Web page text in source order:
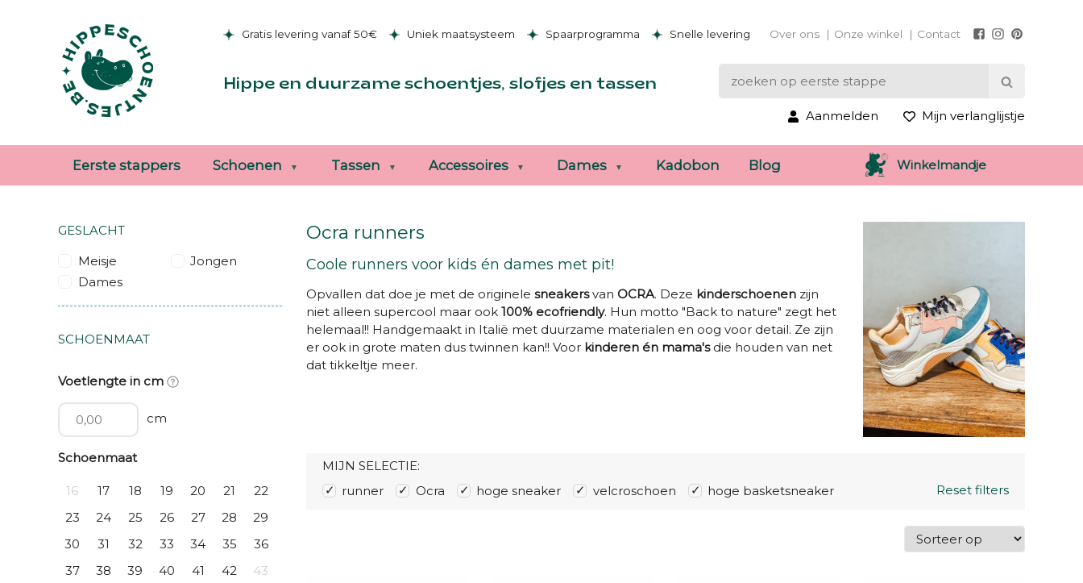
Gratis levering vanaf 50€ Uniek maatsysteem Spaarprogramma Snelle levering Over ons Onze winkel Contact
Hippe en duurzame schoentjes, slofjes en tassen
Aanmelden Mijn verlanglijstje
Eerste stappers Schoenen Tassen Accessoires Dames Kadobon Blog Winkelmandje
GESLACHT
Meisje
Jongen
Dames
SCHOENMAAT
Voetlengte in cm
cm
Schoenmaat
16 17 18 19 20 21
22
23
24 25 26 27 28
29
30
31 32 33 34 35
36
37
38 39 40 41 42
43
Ocra runners
Coole runners voor kids én dames met pit!
Opvallen dat doe je met de originele sneakersvan OCRA. Deze kinderschoenenzijn
niet alleen supercool maar ook 100% ecofriendly. Hun motto "Back to nature" zegt het
helemaal!! Handgemaakt in Italië met duurzame materialen en oog voor detail. Ze zijn
er ook in grote maten dus twinnen kan!! Voor kinderen én mama'sdie houden van net
dat tikkeltje meer.
MIJN SELECTIE:
runner
Ocra hoge sneaker velcroschoen hoge basketsneaker Reset filters